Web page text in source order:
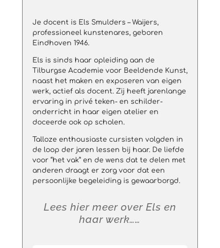
Je docent is Els Smulders – Waijers,
professioneel kunstenares, geboren
Eindhoven 1946.
Els is sinds haar opleiding aan de
Tilburgse Academie voor Beeldende Kunst,
naast het maken en exposeren van eigen
werk, actief als docent. Zij heeft jarenlange
ervaring in privé teken- en schilder-
onderricht in haar eigen atelier en
doceerde ook op scholen.
Talloze enthousiaste cursisten volgden in
de loop der jaren lessen bij haar. De liefde
voor “het vak” en de wens dat te delen met
anderen draagt er zorg voor dat een
persoonlijke begeleiding is gewaarborgd.
Lees hier meer over Els en
haar werk……